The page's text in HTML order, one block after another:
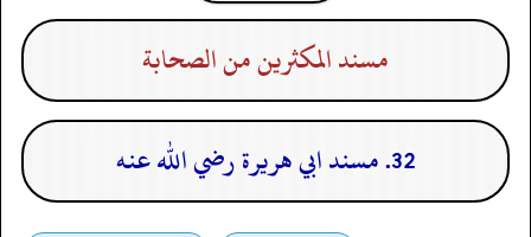
مسند المكثرين من الصحابة
32. مسند ابي هريرة رضي الله عنه